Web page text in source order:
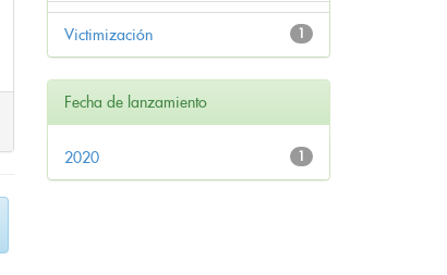
1
Victimización
Fecha de lanzamiento
1
2020